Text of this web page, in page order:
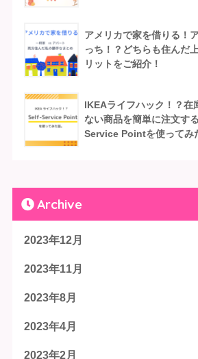
アメリカで家を借りる！
っち！？どちらも住んだ
リットをご紹介！
IKEAライフハック！？在
ない商品を簡単に注文す
Service Pointを使ってみ
Archive
2023年12月
2023年11月
2023年8月
2023年4月
2023年2月